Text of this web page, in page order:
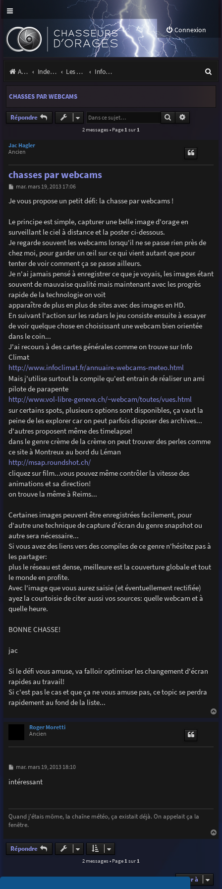
Connexion
Accueil Index du forum Les orages Infos, projets et liens utiles à la communauté
e
CHASSES PAR WEBCAMS
Répondre Rechercher
2 messages • Page 1 sur 1
Jac Hagler
Ancien
chasses par webcams
M
s
s
e
mar. mars 19, 2013 17:06
Je vous propose un petit défi: la chasse par webcams !
Le principe est simple, capturer une belle image d'orage en
surveillant le ciel à distance et la poster ci-dessous.
Je regarde souvent les webcams lorsqu'il ne se passe rien près de
chez moi, pour garder un œil sur ce qui vient autant que pour
tenter de voir comment ça se passe ailleurs.
Je n'ai jamais pensé à enregistrer ce que je voyais, les images étant
souvent de mauvaise qualité mais maintenant avec les progrès
rapide de la technologie on voit
apparaître de plus en plus de sites avec des images en HD.
En suivant l'action sur les radars le jeu consiste ensuite à essayer
de voir quelque chose en choisissant une webcam bien orientée
dans le coin...
J'ai recours à des cartes générales comme on trouve sur Info
Climat
http://www.infoclimat.fr/annuaire-webcams-meteo.html
Mais j'utilise surtout la compile qu'est entrain de réaliser un ami
pilote de parapente
http://www.vol-libre-geneve.ch/~webcam/toutes/vues.html
sur certains spots, plusieurs options sont disponibles, ça vaut la
peine de les explorer car on peut parfois disposer des archives...
d'autres proposent même des timelapse!
dans le genre crème de la crème on peut trouver des perles comme
ce site à Montreux au bord du Léman
http://msap.roundshot.ch/
cliquez sur film...vous pouvez même contrôler la vitesse des
animations et sa direction!
on trouve la même à Reims...
Certaines images peuvent être enregistrées facilement, pour
d'autre une technique de capture d'écran du genre snapshot ou
autre sera nécessaire...
Si vous avez des liens vers des compiles de ce genre n'hésitez pas à
les partager:
plus le réseau est dense, meilleure est la couverture globale et tout
le monde en profite.
Avec l'image que vous aurez saisie (et éventuellement rectifiée)
ayez la courtoisie de citer aussi vos sources: quelle webcam et à
quelle heure.
BONNE CHASSE!
jac
Si le défi vous amuse, va falloir optimiser les changement d'écran
rapides au travail!
Si c'est pas le cas et que ça ne vous amuse pas, ce topic se perdra
rapidement au fond de la liste...
Roger Moretti
Ancien
M
s
s
mar. mars 19, 2013 18:10
intéressant
Quand j'étais môme, la chaîne météo, ça existait déjà. On appelait ça la
fenêtre.
a
Répondre
2 messages • Page1sur1
Aller à